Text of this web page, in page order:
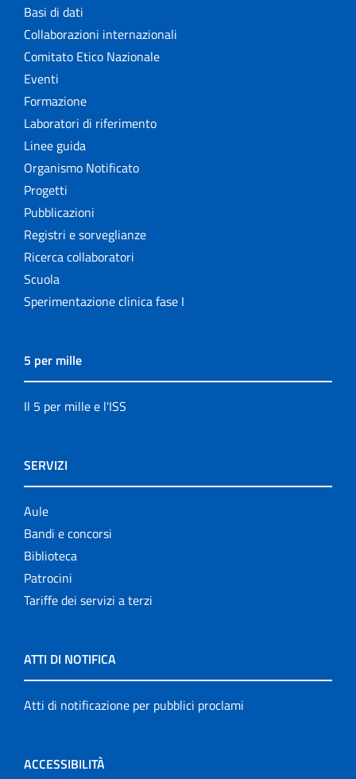
Basi di dati
Collaborazioni internazionali
Comitato Etico Nazionale
Eventi
Formazione
Laboratori di riferimento
Linee guida
Organismo Notificato
Progetti
Pubblicazioni
Registri e sorveglianze
Ricerca collaboratori
Scuola
Sperimentazione clinica fase I
5 per mille
Il 5 per mille e l'ISS
SERVIZI
Aule
Bandi e concorsi
Biblioteca
Patrocini
Tariffe dei servizi a terzi
ATTI DI NOTIFICA
Atti di notificazione per pubblici proclami
ACCESSIBILITÀ